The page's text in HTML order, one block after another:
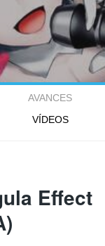
AVANCES
VÍDEOS
Effect